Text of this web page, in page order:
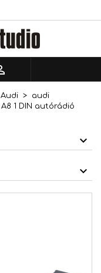
Audi
audi
1 DIN autórádió
×
×
×
Bejelentkezés